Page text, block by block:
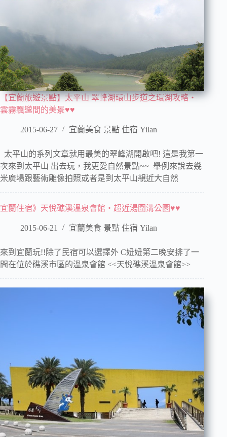
【宜蘭旅遊景點】太平山 翠峰湖環山步道之環湖攻略‧
雲霧飄邈間的美景♥♥
2015-06-27 宜蘭美食 景點 住宿 Yilan
太平山的系列文章就用最美的翠峰湖開啟吧! 這是我第一
次來到太平山 出去玩，我更愛自然景點~~ 舉例來說去幾
米廣場跟藝術雕像拍照或者是到太平山親近大自然
宜蘭住宿》天悅礁溪溫泉會館‧超近湯圍溝公園♥♥
2015-06-21 宜蘭美食 景點 住宿 Yilan
來到宜蘭玩!!除了民宿可以選擇外 C妞妞第二晚安排了一
間在位於礁溪市區的溫泉會館 <<天悅礁溪溫泉會館>>